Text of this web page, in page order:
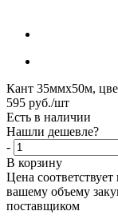
Кант 35ммх50м,
595 руб./шт
Есть в наличии
Нашли дешевле?
-
В корзину
Цена
вашему объему
поставщиком